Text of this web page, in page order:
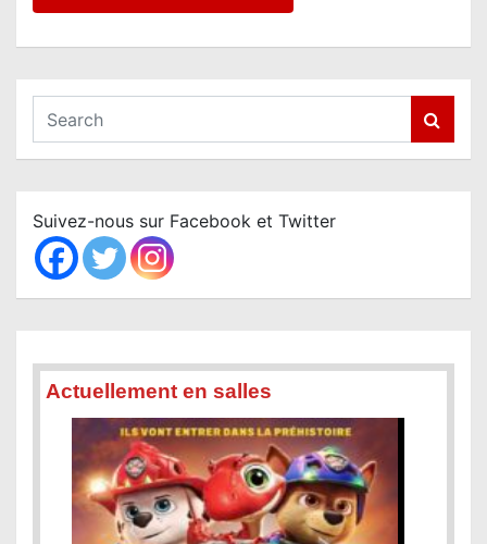
a
c
h
Suivez-nous sur Facebook et Twitter
Actuellement en salles